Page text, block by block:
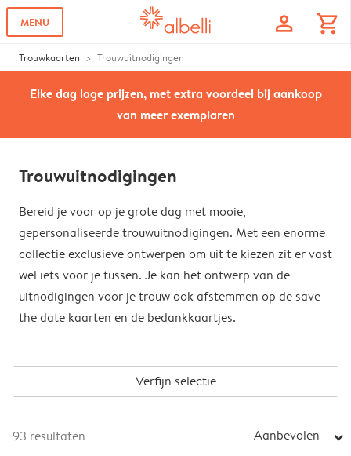
MENU profile shopping_cart
Trouwkaarten Trouwuitnodigingen
Elke dag lage prijzen, met extra voordeel bij aankoop
van meer exemplaren
Trouwuitnodigingen
Bereid je voor op je grote dag met mooie,
gepersonaliseerde trouwuitnodigingen. Met een enorme
collectie exclusieve ontwerpen om uit te kiezen zit er vast
wel iets voor je tussen. Je kan het ontwerp van de
uitnodigingen voor je trouw ook afstemmen op de save
the date kaarten en de bedankkaartjes.
Verfijn selectie
93 resultaten Aanbevolen arrow_right